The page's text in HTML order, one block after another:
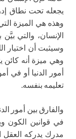
يجعله تحت نطاق
وهذه هي الميزة
الإنسان، والتي
وسيثبت أن اختيار
وهي ميزة أنه
أمور الدنيا أو في
تعليمه بنفسه.
والفارق بين أمور
في قوانين الكون
مدرك يدركه العقل